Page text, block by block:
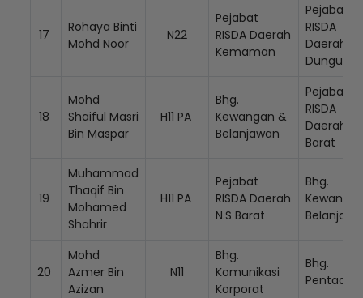
17
Rohaya Binti
Mohd Noor
N22
Pejabat
RISDA Daerah
Kemaman
Pejabat
RISDA
Daerah
Dungun
18
Mohd
Shaiful Masri
Bin Maspar
H11 PA
Bhg.
Kewangan &
Belanjawan
Pejabat
RISDA
Daerah
Barat
19
Muhammad
Thaqif Bin
Mohamed
Shahrir
H11 PA
Pejabat
RISDA Daerah
N.S Barat
Bhg.
20
Mohd
Azmer Bin
Azizan
N11
Bhg.
Komunikasi
Korporat
Bhg.